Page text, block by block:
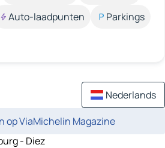
Auto-laadpunten
Parkings
Nederlands
op ViaMichelin Magazine
- Diez